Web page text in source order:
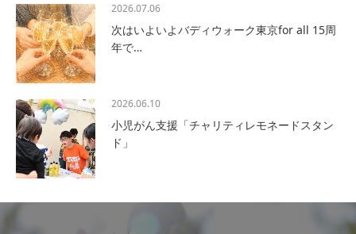
2026.07.06
次はいよいよバディウォーク東京for all 15周
年で…
2026.06.10
小児がん支援「チャリティレモネードスタン
ド」